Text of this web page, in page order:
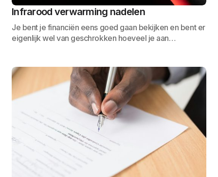
Infrarood verwarming nadelen
Je bent je financiën eens goed gaan bekijken en bent er
eigenlijk wel van geschrokken hoeveel je aan…